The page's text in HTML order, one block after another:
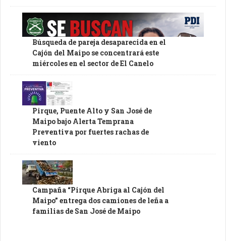
Búsqueda de pareja desaparecida en el
Cajón del Maipo se concentrará este
miércoles en el sector de El Canelo
Pirque, Puente Alto y San José de
Maipo bajo Alerta Temprana
Preventiva por fuertes rachas de
viento
Campaña “Pirque Abriga al Cajón del
Maipo” entrega dos camiones de leña a
familias de San José de Maipo